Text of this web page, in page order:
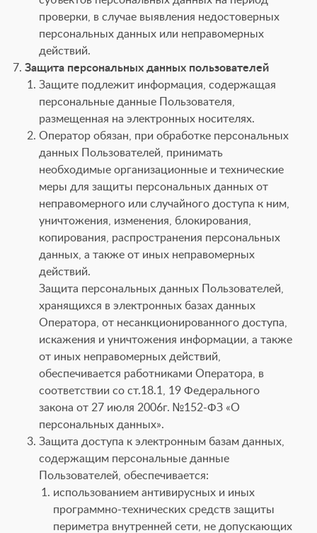
проверки, в случае выявления недостоверных
персональных данных или неправомерных
действий.
Защита персональных данных пользователей
Защите подлежит информация, содержащая
персональные данные Пользователя,
размещенная на электронных носителях.
Оператор обязан, при обработке персональных
данных Пользователей, принимать
необходимые организационные и технические
меры для защиты персональных данных от
неправомерного или случайного доступа к ним,
уничтожения, изменения, блокирования,
копирования, распространения персональных
данных, а также от иных неправомерных
действий.
Защита персональных данных Пользователей,
хранящихся в электронных базах данных
Оператора, от несанкционированного доступа,
искажения и уничтожения информации, а также
от иных неправомерных действий,
обеспечивается работниками Оператора, в
соответствии со ст.18.1, 19 Федерального
закона от 27 июля 2006г. №152-ФЗ «О
персональных данных».
Защита доступа к электронным базам данных,
содержащим персональные данные
Пользователей, обеспечивается:
использованием антивирусных и иных
программно-технических средств защиты
периметра внутренней сети, не допускающих